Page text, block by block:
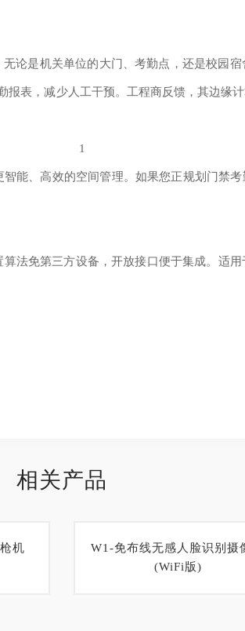
论是机关单位的大门、考勤点，还是校园
表，减少人工干预。工程商反馈，其边缘
能、高效的空间管理。如果您正规划门禁
法免第三方设备，开放接口便于集成。适
相关产品
机
W1-免布线无感人脸识别摄
(WiFi版)